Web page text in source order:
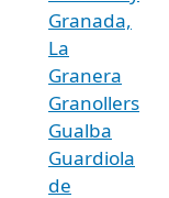
Granada,
La
Granera
Granollers
Gualba
Guardiola
de